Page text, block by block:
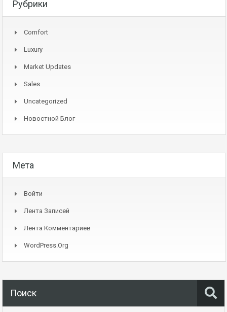
Рубрики
Comfort
Luxury
Market Updates
Sales
Uncategorized
Новостной Блог
Мета
Войти
Лента Записей
Лента Комментариев
WordPress.org
Поиск